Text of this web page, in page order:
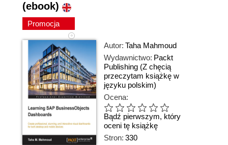
(ebook)
Promocja
Autor: Taha Mahmoud
Wydawnictwo: Packt
Publishing (Z chęcią
przeczytam książkę w
języku polskim)
Ocena:
Bądź pierwszym, który
oceni tę książkę
Stron: 330